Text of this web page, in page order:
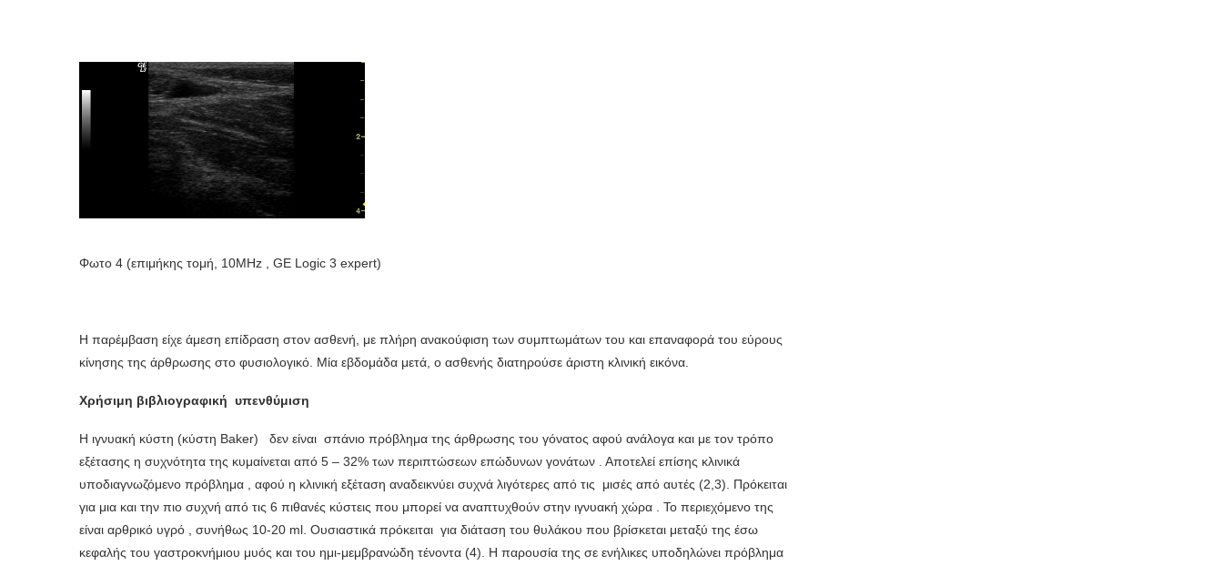
Φωτο 4 (επιμήκης τομή, 10MHz , GE Logic 3 expert)
Η παρέμβαση είχε άμεση επίδραση στον ασθενή, με πλήρη ανακούφιση των συμπτωμάτων του και επαναφορά του εύρους
κίνησης της άρθρωσης στο φυσιολογικό. Μία εβδομάδα μετά, ο ασθενής διατηρούσε άριστη κλινική εικόνα.
Χρήσιμη βιβλιογραφική υπενθύμιση
Η ιγνυακή κύστη (κύστη Baker) δεν είναι σπάνιο πρόβλημα της άρθρωσης του γόνατος αφού ανάλογα και με τον τρόπο
εξέτασης η συχνότητα της κυμαίνεται από 5 – 32% των περιπτώσεων επώδυνων γονάτων . Αποτελεί επίσης κλινικά
υποδιαγνωζόμενο πρόβλημα , αφού η κλινική εξέταση αναδεικνύει συχνά λιγότερες από τις μισές από αυτές (2,3). Πρόκειται
για μια και την πιο συχνή από τις 6 πιθανές κύστεις που μπορεί να αναπτυχθούν στην ιγνυακή χώρα . Το περιεχόμενο της
είναι αρθρικό υγρό , συνήθως 10-20 ml. Ουσιαστικά πρόκειται για διάταση του θυλάκου που βρίσκεται μεταξύ της έσω
κεφαλής του γαστροκνήμιου μυός και του ημι-μεμβρανώδη τένοντα (4). Η παρουσία της σε ενήλικες υποδηλώνει πρόβλημα